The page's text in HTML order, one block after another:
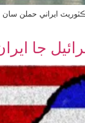
ايراني حملن
تي حملا،